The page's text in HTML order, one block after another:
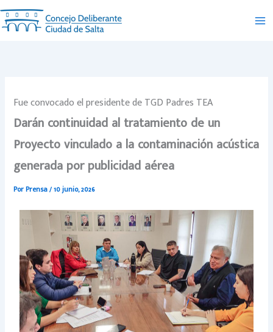
Ir
al
contenido
Fue convocado el presidente de TGD Padres TEA
Darán continuidad al tratamiento de un
Proyecto vinculado a la contaminación acústica
generada por publicidad aérea
PorPrensa/10 junio, 2026